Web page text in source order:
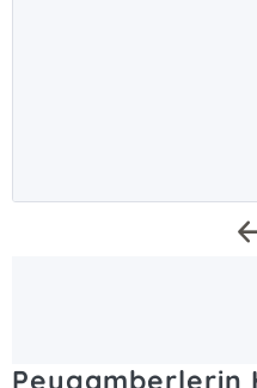
Peygamberlerin